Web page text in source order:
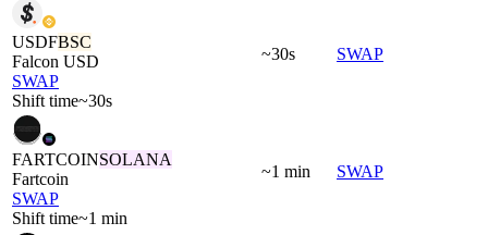
USDFBSC
Falcon USD
SWAP
Shift time~30s
~30s SWAP
FARTCOINSOLANA
Fartcoin
SWAP
Shift time~1 min
~1 min SWAP